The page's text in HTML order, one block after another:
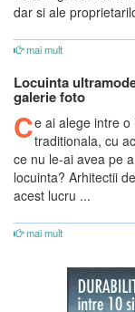
dar si ale
mai mult
Locuinta
galerie foto
Ce ai alege intre
traditionala, cu
ce nu le-ai avea pe
locuinta? Arhitectii
acest lucru ...
mai mult